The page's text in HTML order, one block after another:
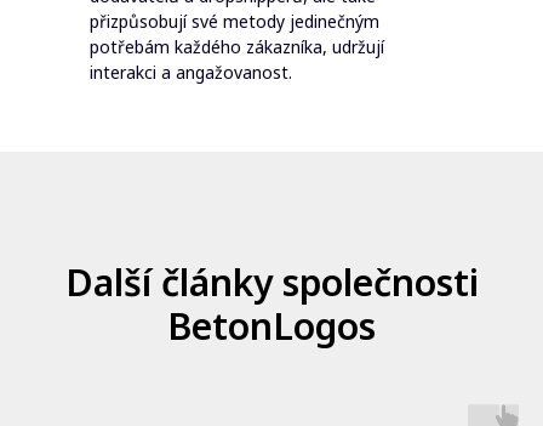
přizpůsobují své metody jedinečným
potřebám každého zákazníka, udržují
interakci a angažovanost.
Další články společnosti
BetonLogos